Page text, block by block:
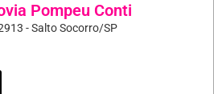
Pompeu Conti
- Salto Socorro/SP